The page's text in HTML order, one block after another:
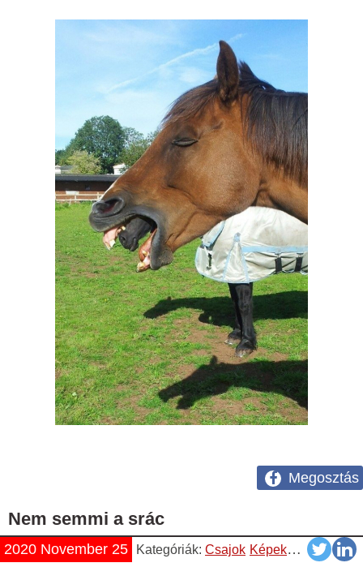
Megosztás
Nem semmi a srác
2020 November 25 Kategóriák: Csajok Képek Vicces